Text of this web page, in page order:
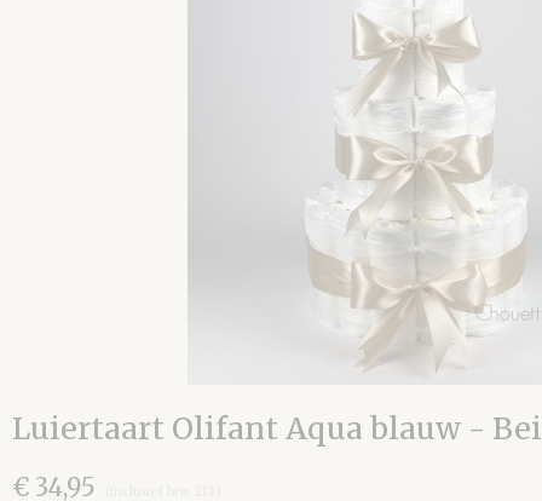
Luiertaart Olifant Aqua blauw -
€ 34,95